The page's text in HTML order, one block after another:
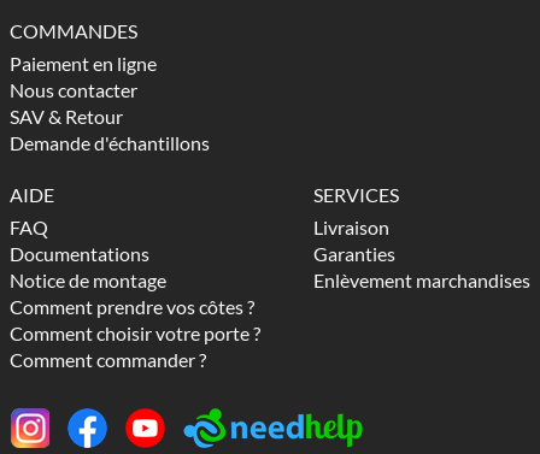
COMMANDES
Paiement en ligne
Nous contacter
SAV & Retour
Demande d'échantillons
AIDE
FAQ
Documentations
Notice de montage
Comment prendre vos côtes ?
Comment choisir votre porte ?
Comment commander ?
SERVICES
Livraison
Garanties
Enlèvement marchandises